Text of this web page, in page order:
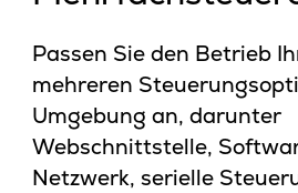
Passen Sie den Betrieb
mehreren
Umgebung an, darunter
Webschnittstelle,
Netzwerk, serielle